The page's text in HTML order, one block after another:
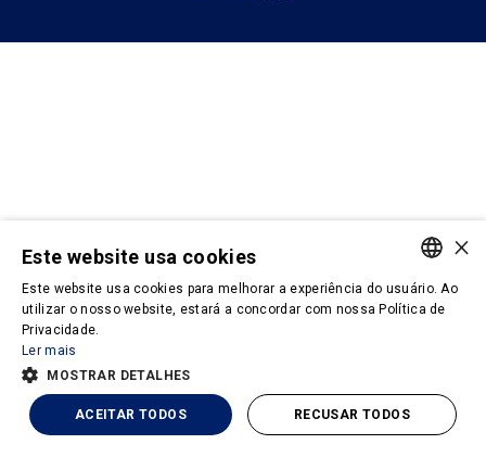
PORTUGUESE
×
Este website usa cookies
Este website usa cookies para melhorar a experiência do usuário. Ao
utilizar o nosso website, estará a concordar com nossa Política de
Privacidade.
Ler mais
MOSTRAR DETALHES
ACEITAR TODOS RECUSAR TODOS